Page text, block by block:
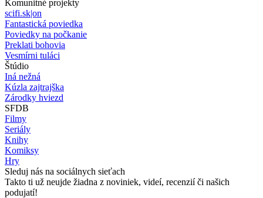
Komunitné projekty
scifi.sk|on
Fantastická poviedka
Poviedky na počkanie
Preklati bohovia
Vesmírni tuláci
Štúdio
Iná nežná
Kúzla zajtrajška
Zárodky hviezd
SFDB
Filmy
Seriály
Knihy
Komiksy
Hry
Sleduj nás na sociálnych sieťach
Takto ti už neujde žiadna z noviniek, videí, recenzií či našich
podujatí!